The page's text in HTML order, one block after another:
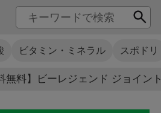
ビタミン・ミネラル スポドリ
無料】ビーレジェンド ジョイン